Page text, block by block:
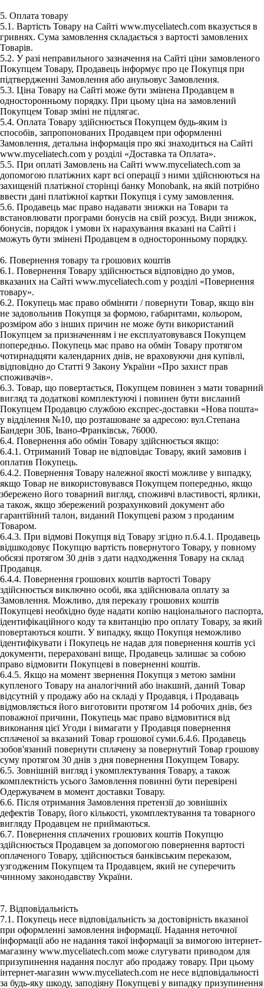
5. Оплата товару
5.1. Вартість Товару на Сайті www.myceliatech.com вказується в
гривнях. Сума замовлення складається з вартості замовлених
Товарів.
5.2. У разі неправильного зазначення на Сайті ціни замовленого
Покупцем Товару, Продавець інформує про це Покупця при
підтвердженні Замовлення або анульовує Замовлення.
5.3. Ціна Товару на Сайті може бути змінена Продавцем в
односторонньому порядку. При цьому ціна на замовлений
Покупцем Товар зміні не підлягає.
5.4. Оплата Товару здійснюється Покупцем будь-яким із
способів, запропонованих Продавцем при оформленні
Замовлення, детальна інформація про які знаходиться на Сайті
www.myceliatech.com у розділі «Доставка та Оплата».
5.5. При оплаті Замовлень на Сайті www.myceliatech.com за
допомогою платіжних карт всі операції з ними здійснюються на
захищеній платіжної сторінці банку Monobank, на якій потрібно
ввести дані платіжної картки Покупця і суму замовлення.
5.6. Продавець має право надавати знижки на Товари та
встановлювати програми бонусів на свій розсуд. Види знижок,
бонусів, порядок і умови їх нарахування вказані на Сайті і
можуть бути змінені Продавцем в односторонньому порядку.
6. Повернення товару та грошових коштів
6.1. Повернення Товару здійснюється відповідно до умов,
вказаних на Сайті www.myceliatech.com у розділі «Повернення
товару».
6.2. Покупець має право обміняти / повернути Товар, якщо він
не задовольнив Покупця за формою, габаритами, кольором,
розміром або з інших причин не може бути використаний
Покупцем за призначенням і не експлуатовувався Покупцем
попередньо. Покупець має право на обмін Товару протягом
чотирнадцяти календарних днів, не враховуючи дня купівлі,
відповідно до Статті 9 Закону України «Про захист прав
споживачів».
6.3. Товар, що повертається, Покупцем повинен з мати товарний
вигляд та додаткові комплектуючі і повинен бути висланий
Покупцем Продавцю службою експрес-доставки «Нова пошта»
у відділення №10, що розташоване за адресою: вул.Степана
Бандери 30Б, Івано-Франківськ, 76000.
6.4. Повернення або обмін Товару здійснюється якщо:
6.4.1. Отриманий Товар не відповідає Товару, який замовив і
оплатив Покупець.
6.4.2. Повернення Товару належної якості можливе у випадку,
якщо Товар не використовувався Покупцем попередньо, якщо
збережено його товарний вигляд, споживчі властивості, ярлики,
а також, якщо збережений розрахунковий документ або
гарантійний талон, виданий Покупцеві разом з проданим
Товаром.
6.4.3. При відмові Покупця від Товару згідно п.6.4.1. Продавець
відшкодовує Покупцю вартість повернутого Товару, у повному
обсязі протягом 30 днів з дати надходження Товару на склад
Продавця.
6.4.4. Повернення грошових коштів вартості Товару
здійснюється виключно особі, яка здійснювала оплату за
Замовлення. Можливо, для переказу грошових коштів
Покупцеві необхідно буде надати копію національного паспорта,
ідентифікаційного коду та квитанцію про оплату Товару, за який
повертаються кошти. У випадку, якщо Покупця неможливо
ідентифікувати і Покупець не надав для повернення коштів усі
документи, перераховані вище, Продавець залишає за собою
право відмовити Покупцеві в поверненні коштів.
6.4.5. Якщо на момент звернення Покупця з метою заміни
купленого Товару на аналогічний або інакший, даний Товар
відсутній у продажу або на складі у Продавця, і Продаваць
відмовляється його виготовити протягом 14 робочих днів, без
поважної причини, Покупець має право відмовитися від
виконання цієї Угоди і вимагати у Продавця повернення
сплаченої за вказаний Товар грошової суми.6.4.6. Продавець
зобов'язаний повернути сплачену за повернутий Товар грошову
суму протягом 30 днів з дня повернення Покупцем Товару.
6.5. Зовнішній вигляд і укомплектування Товару, а також
комплектність усього Замовлення повинні бути перевірені
Одержувачем в момент доставки Товару.
6.6. Після отримання Замовлення претензії до зовнішніх
дефектів Товару, його кількості, укомплектування та товарного
вигляду Продавцем не приймаються.
6.7. Повернення сплачених грошових коштів Покупцю
здійснюється Продавцем за допомогою повернення вартості
оплаченого Товару, здійснюється банківським переказом,
узгодженим Покупцем та Продавцем, який не суперечить
чинному законодавству України.
7. Відповідальність
7.1. Покупець несе відповідальність за достовірність вказаної
при оформленні замовлення інформації. Надання неточної
інформації або не надання такої інформації за вимогою інтернет-
магазину www.myceliatech.com може слугувати приводом для
призупинення надання послуг або продажу товару. При цьому
інтернет-магазин www.myceliatech.com не несе відповідальності
за будь-яку шкоду, заподіяну Покупцеві у випадку призупинення